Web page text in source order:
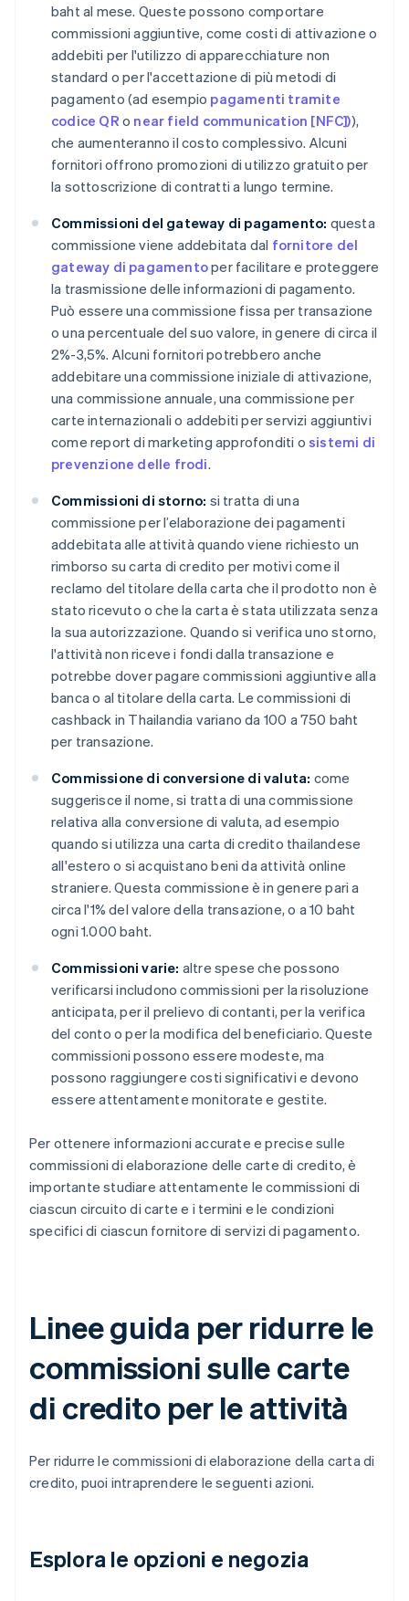
baht al mese. Queste possono comportare
commissioni aggiuntive, come costi di attivazione o
addebiti per l'utilizzo di apparecchiature non
standard o per l'accettazione di più metodi di
pagamento (ad esempio pagamenti tramite
codice QR o near field communication [NFC])),
che aumenteranno il costo complessivo. Alcuni
fornitori offrono promozioni di utilizzo gratuito per
la sottoscrizione di contratti a lungo termine.
Commissioni del gateway di pagamento: questa
commissione viene addebitata dal fornitore del
gateway di pagamentoper facilitare e proteggere
la trasmissione delle informazioni di pagamento.
Può essere una commissione fissa per transazione
o una percentuale del suo valore, in genere di circa il
2%-3,5%. Alcuni fornitori potrebbero anche
addebitare una commissione iniziale di attivazione,
una commissione annuale, una commissione per
carte internazionali o addebiti per servizi aggiuntivi
come report di marketing approfonditi o sistemi di
prevenzione delle frodi.
Commissioni di storno: si tratta di una
commissione per l’elaborazione dei pagamenti
addebitata alle attività quando viene richiesto un
rimborso su carta di credito per motivi come il
reclamo del titolare della carta che il prodotto non è
stato ricevuto o che la carta è stata utilizzata senza
la sua autorizzazione. Quando si verifica uno storno,
l'attività non riceve i fondi dalla transazione e
potrebbe dover pagare commissioni aggiuntive alla
banca o al titolare della carta. Le commissioni di
cashback in Thailandia variano da 100 a 750 baht
per transazione.
Commissione di conversione di valuta: come
suggerisce il nome, si tratta di una commissione
relativa alla conversione di valuta, ad esempio
quando si utilizza una carta di credito thailandese
all'estero o si acquistano beni da attività online
straniere. Questa commissione è in genere pari a
circa l'1% del valore della transazione, o a 10 baht
ogni 1.000 baht.
Commissioni varie: altre spese che possono
verificarsi includono commissioni per la risoluzione
anticipata, per il prelievo di contanti, per la verifica
del conto o per la modifica del beneficiario. Queste
commissioni possono essere modeste, ma
possono raggiungere costi significativi e devono
essere attentamente monitorate e gestite.
Per ottenere informazioni accurate e precise sulle
commissioni di elaborazione delle carte di credito, è
importante studiare attentamente le commissioni di
ciascun circuito di carte e i termini e le condizioni
specifici di ciascun fornitore di servizi di pagamento.
Linee guida per ridurre le
commissioni sulle carte
di credito per le attività
Per ridurre le commissioni di elaborazione della carta di
credito, puoi intraprendere le seguenti azioni.
Esplora le opzioni e negozia